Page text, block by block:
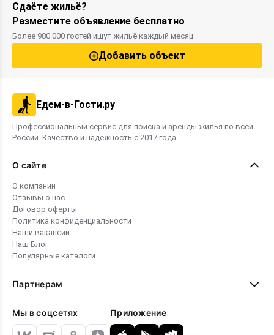
Сдаёте жильё?
Разместите объявление бесплатно
Более 980 000 гостей ищут жильё каждый месяц
Добавить объект
Едем-в-Гости.ру
Профессиональный сервис для поиска и аренды жилья по всей
России. Качество и надежность с 2017 года.
О сайте
О компании
Отзывы о нас
Договор оферты
Политика конфиденциальности
Наши вакансии
Наш Блог
Популярные каталоги
Партнерам
Мы в соцсетях Приложение